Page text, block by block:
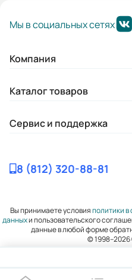
Мы в социальных сетях
Компания
Каталог товаров
Сервис и поддержка
8 (812) 320-88-81
Вы принимаете условияполитики
данныхи пользовательского
данные в любой форме
©